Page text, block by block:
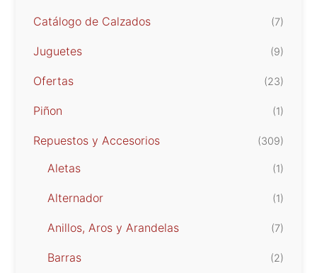
Catálogo de Calzados (7)
Juguetes (9)
Ofertas (23)
Piñon (1)
Repuestos y Accesorios (309)
Aletas (1)
Alternador (1)
Anillos, Aros y Arandelas (7)
Barras (2)